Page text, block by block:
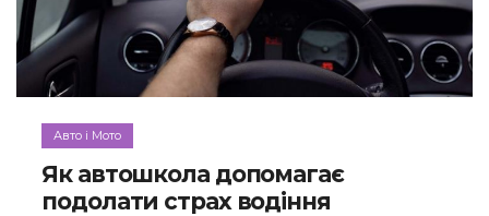
Авто і Мото
Як автошкола допомагає
подолати страх водіння